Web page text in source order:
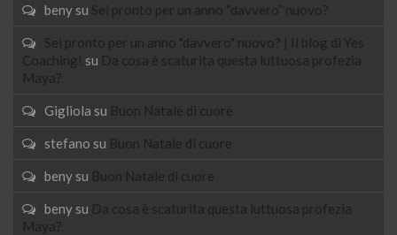
beny su Sei pronto per un anno “davvero” nuovo?
Sei pronto per un anno "davvero" nuovo? | Il blog di Yes
Coaching! su
Da cosa è scaturita questa luttuosa profezia
Maya?
Gigliola su Buon Natale di cuore
stefano su Buon Natale di cuore
beny su Buon Natale di cuore
beny su
Da cosa è scaturita questa luttuosa profezia
Maya?